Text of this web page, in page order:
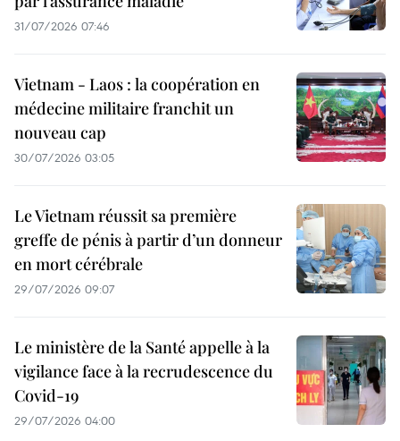
31/07/2026 07:46
Vietnam - Laos : la coopération en
médecine militaire franchit un
nouveau cap
30/07/2026 03:05
Le Vietnam réussit sa première
greffe de pénis à partir d’un donneur
en mort cérébrale
29/07/2026 09:07
Le ministère de la Santé appelle à la
vigilance face à la recrudescence du
Covid-19
29/07/2026 04:00